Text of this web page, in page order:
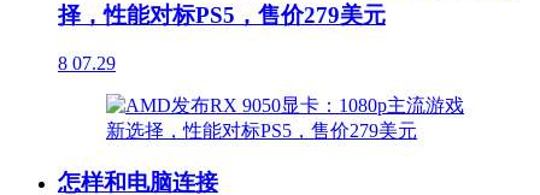
择，性能对标PS5，售价279美元
8 07.29
怎样和电脑连接